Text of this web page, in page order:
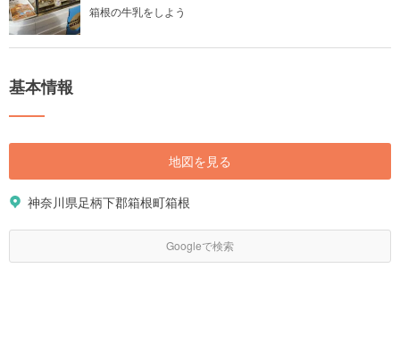
箱根の牛乳をしよう
基本情報
地図を見る
神奈川県足柄下郡箱根町箱根
Googleで検索